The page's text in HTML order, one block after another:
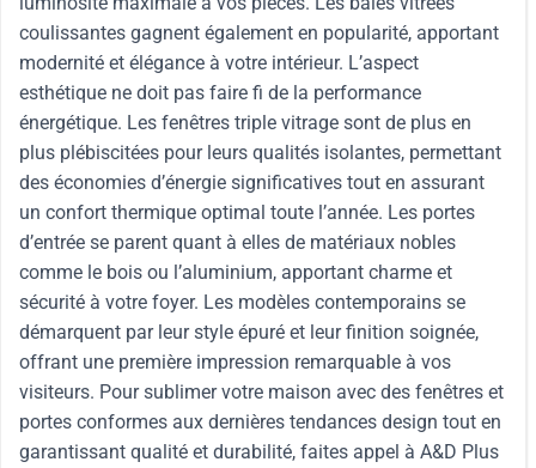
coulissantes gagnent également en popularité, apportant
modernité et élégance à votre intérieur. L’aspect
esthétique ne doit pas faire fi de la performance
énergétique. Les fenêtres triple vitrage sont de plus en
plus plébiscitées pour leurs qualités isolantes, permettant
des économies d’énergie significatives tout en assurant
un confort thermique optimal toute l’année. Les portes
d’entrée se parent quant à elles de matériaux nobles
comme le bois ou l’aluminium, apportant charme et
sécurité à votre foyer. Les modèles contemporains se
démarquent par leur style épuré et leur finition soignée,
offrant une première impression remarquable à vos
visiteurs. Pour sublimer votre maison avec des fenêtres et
portes conformes aux dernières tendances design tout en
garantissant qualité et durabilité, faites appel à A&D Plus